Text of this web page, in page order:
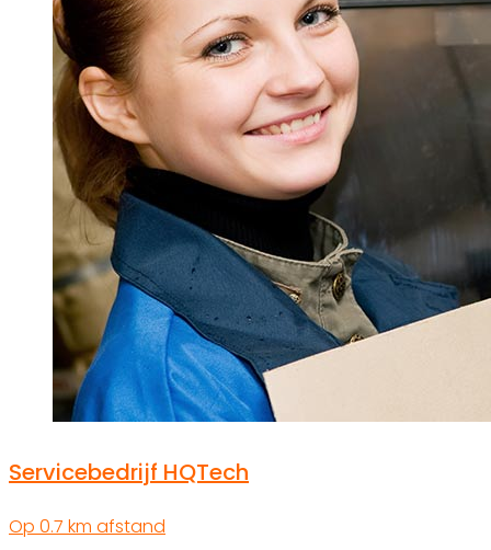
Servicebedrijf HQTech
Op 0.7 km afstand